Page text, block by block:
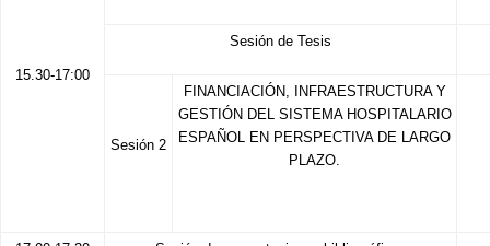
15.30-17:00
Sesión de Tesis
Sesión 2
FINANCIACIÓN, INFRAESTRUCTURA Y
GESTIÓN DEL SISTEMA HOSPITALARIO
ESPAÑOL EN PERSPECTIVA DE LARGO
PLAZO.